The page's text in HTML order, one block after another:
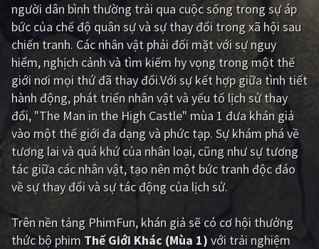
Âu - Mỹ Trung Quốc - Hồng Kông
Hàn Quốc Nhật Bản
Ấn Độ Việt Nam
Tổng hợp
CẬP NHẬT
PHIM MỚI
PHIM LẺ
người dân bình thường trải qua cuộc sống trong sự áp
bức của chế độ quân sự và sự thay đổi trong xã hội sau
chiến tranh. Các nhân vật phải đối mặt với sự nguy
hiểm, nghịch cảnh và tìm kiếm hy vọng trong một thế
giới nơi mọi thứ đã thay đổi.Với sự kết hợp giữa tình tiết
hành động, phát triển nhân vật và yếu tố lịch sử thay
đổi, "The Man in the High Castle" mùa 1 đưa khán giả
vào một thế giới đa dạng và phức tạp. Sự khám phá về
tương lai và quá khứ của nhân loại, cũng như sự tương
tác giữa các nhân vật, tạo nên một bức tranh độc đáo
về sự thay đổi và sự tác động của lịch sử.
Trên nền tảng PhimFun, khán giả sẽ có cơ hội thưởng
thức bộ phim Thế Giới Khác (Mùa 1) với trải nghiệm